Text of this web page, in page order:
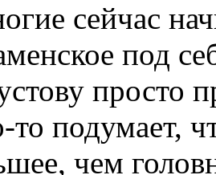
сейчас
под
просто
то подумает,
чем